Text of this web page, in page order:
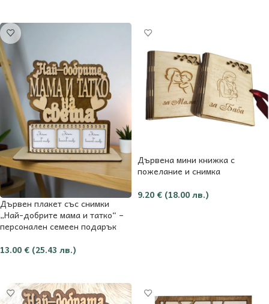
Дървен плакет със снимки
„Най-добрите мама и татко“ –
персонален семеен подарък
13.00 € (25.43 лв.)
Дървена мини книжка с
пожелание и снимка
9.20 € (18.00 лв.)